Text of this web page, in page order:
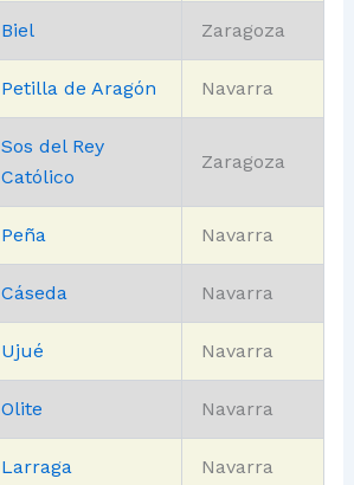
Biel Zaragoza
Petilla de Aragón Navarra
Sos del Rey
Católico
Zaragoza
Peña Navarra
Cáseda Navarra
Ujué Navarra
Olite Navarra
Larraga Navarra